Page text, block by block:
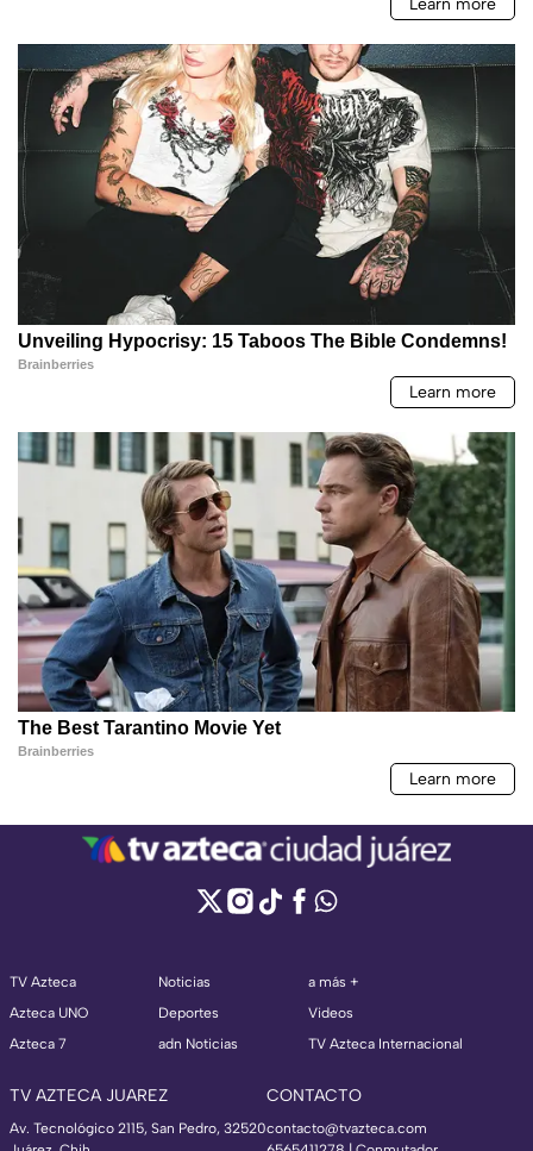
TV Azteca
Azteca UNO
Azteca 7
Noticias
Deportes
adn Noticias
a más +
Videos
TV Azteca Internacional
TV AZTECA JUAREZ
Av. Tecnológico 2115, San Pedro, 32520
CONTACTO
contacto@tvazteca.com